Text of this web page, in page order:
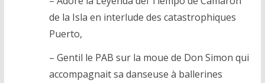
de la Isla en interlude des catastrophiques
Puerto,
– Gentil le PAB sur la moue de Don Simon qui
accompagnait sa danseuse à ballerines